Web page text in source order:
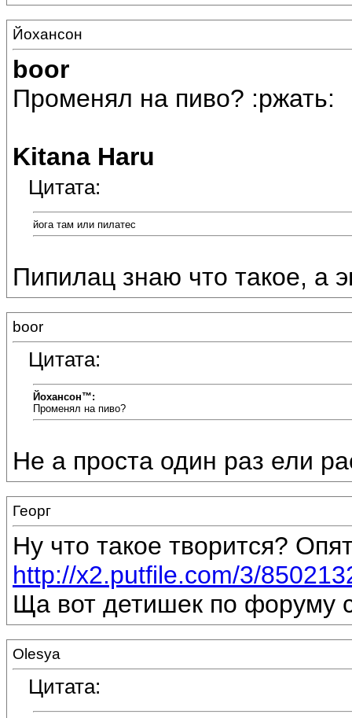
Йохансон
boor
Променял на пиво? :ржать:
Kitana Haru
Цитата:
йога там или пилатес
Пипилац знаю что такое, а
boor
Цитата:
Йохансон™:
Променял на пиво?
Не а проста один раз ели
Георг
Ну что такое творится?
http://x2.putfile.com/3/
Ща вот детишек по форуму
Olesya
Цитата: